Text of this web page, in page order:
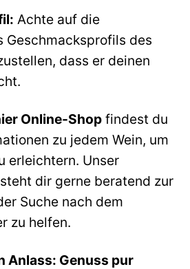
Achte auf die
Geschmacksprofils des
dass er deinen
Online-Shop findest du
zu jedem Wein, um
erleichtern. Unser
dir gerne beratend zur
Suche nach dem
zu helfen.
Anlass: Genuss pur